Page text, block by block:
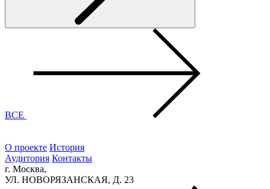
ВСЕ
О проекте История
Аудитория Контакты
г. Москва,
УЛ. НОВОРЯЗАНСКАЯ, Д. 23